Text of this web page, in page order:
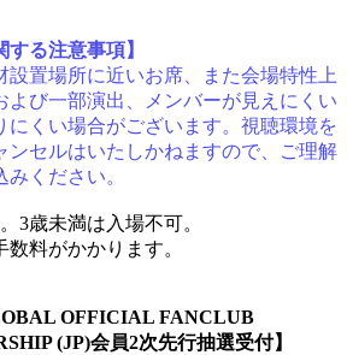
する注意事項】
設置場所に近いお席、また会場特性上
よび一部演出、メンバーが見えにくい
にくい場合がございます。視聴環境を
ンセルはいたしかねますので、ご理解
ください。
3歳未満は入場不可。
料がかかります。
OFFICIAL FANCLUB
(JP)会員2次先行抽選受付】